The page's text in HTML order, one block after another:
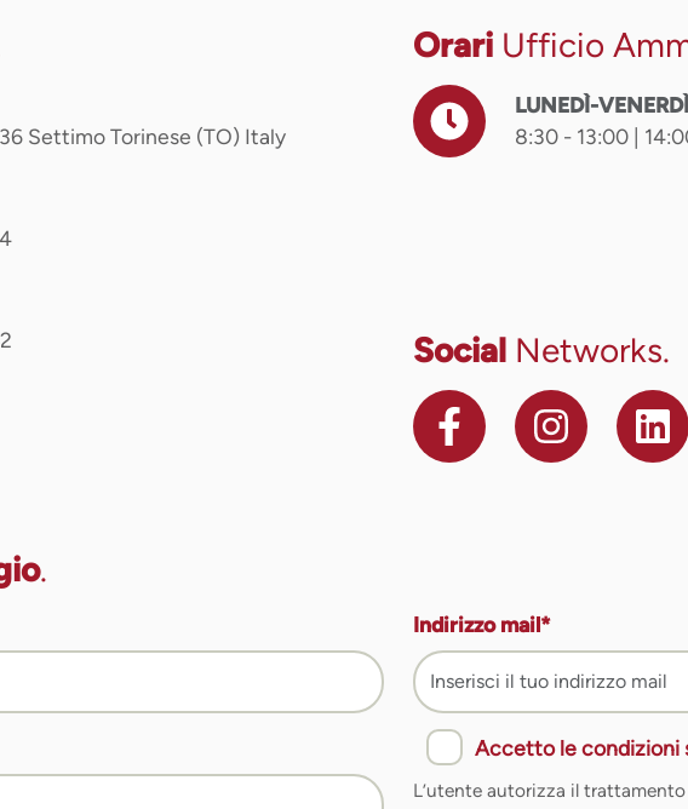
Settimo Torinese (TO) Italy
Orari Ufficio
LUNEDÌ-VENERDÌ
8:30 - 13:00 |
Social Networks.
.
Indirizzo mail*
Accetto le condizioni
L’utente autorizza il